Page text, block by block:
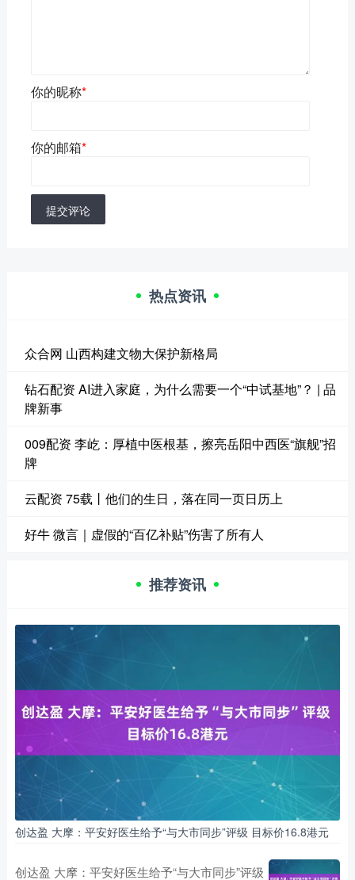
你的昵称*
你的邮箱*
提交评论
热点资讯
众合网 山西构建文物大保护新格局
钻石配资 AI进入家庭，为什么需要一个“中试基地”？ | 品
牌新事
009配资 李屹：厚植中医根基，擦亮岳阳中西医“旗舰”招
牌
云配资 75载丨他们的生日，落在同一页日历上
好牛 微言｜虚假的“百亿补贴”伤害了所有人
推荐资讯
创达盈 大摩：平安好医生给予“与大市同步”评级 目标价16.8港元
创达盈 大摩：平安好医生给予“与大市同步”评级